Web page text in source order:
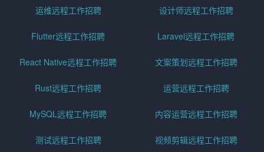
运维远程工作招聘 设计师远程工作招聘
Flutter远程工作招聘 Laravel远程工作招聘
React Native远程工作招聘 文案策划远程工作招聘
Rust远程工作招聘 运营远程工作招聘
MySQL远程工作招聘 内容运营远程工作招聘
测试远程工作招聘 视频剪辑远程工作招聘